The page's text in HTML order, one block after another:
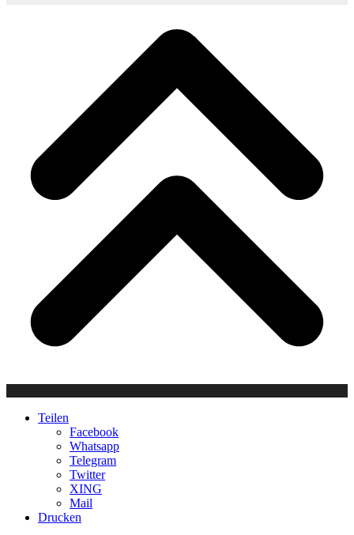
Teilen
Facebook
Whatsapp
Telegram
Twitter
XING
Mail
Drucken